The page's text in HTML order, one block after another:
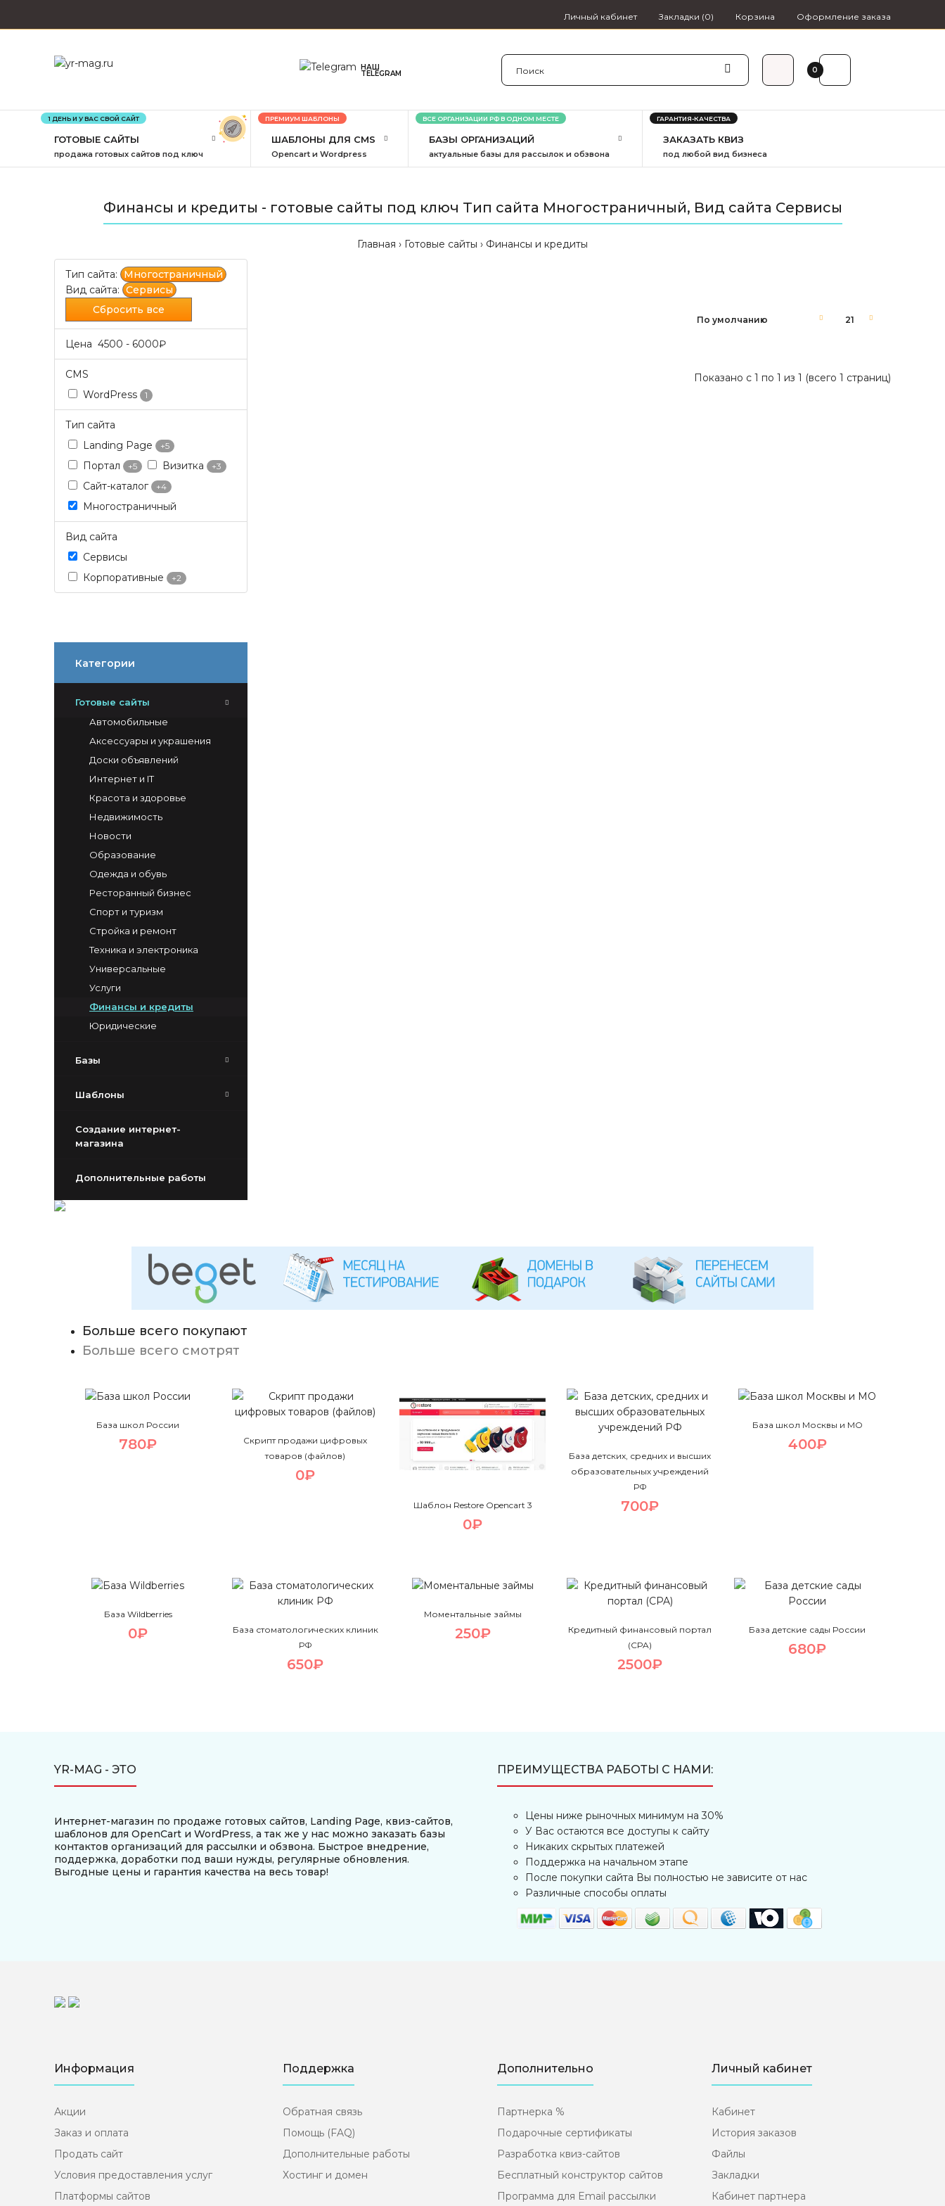
Личный кабинет Закладки (0) Корзина Оформление заказа
НАШ
TELEGRAM 0
ГОТОВЫЕ САЙТЫ
продажа готовых сайтов под ключ
1 ДЕНЬ И У ВАС СВОЙ САЙТ
ШАБЛОНЫ ДЛЯ CMS
Opencart и Wordpress
ПРЕМИУМ ШАБЛОНЫ
БАЗЫ ОРГАНИЗАЦИЙ
актуальные базы для рассылок и обзвона
ВСЕ ОРГАНИЗАЦИИ РФ В ОДНОМ МЕСТЕ
ЗАКАЗАТЬ КВИЗ
под любой вид бизнеса
ГАРАНТИЯ-КАЧЕСТВА
Финансы и кредиты - готовые сайты под ключ Тип сайта Многостраничный, Вид сайта Сервисы
Главная Готовые сайты Финансы и кредиты
Тип сайта:
Многостраничный
Вид сайта: Сервисы
Сбросить все
Цена 4500 - 6000₽
CMS
WordPress
1
Тип сайта
Landing Page
+5
Портал +5 Визитка +3
Сайт-каталог +4
Многостраничный
Вид сайта
Сервисы
Корпоративные
+2
Категории
Готовые сайты
Автомобильные
Аксессуары и украшения
Доски объявлений
Интернет и IT
Красота и здоровье
Недвижимость
Новости
Образование
Одежда и обувь
Ресторанный бизнес
Спорт и туризм
Стройка и ремонт
Техника и электроника
Универсальные
Услуги
Финансы и кредиты
Юридические
Базы
Шаблоны
Создание интернет-
магазина
Дополнительные работы
Показано с 1 по 1 из 1 (всего 1 страниц)
Больше всего покупают
Больше всего смотрят
База школ России
780₽
Скрипт продажи цифровых
товаров (файлов)
0₽
Шаблон Restore Opencart 3
0₽
База детских, средних и высших
образовательных учреждений
РФ
700₽
База школ Москвы и МО
400₽
База Wildberries
0₽
База стоматологических клиник
РФ
650₽
Моментальные займы
250₽
Кредитный финансовый портал
(CPA)
2500₽
База детские сады России
680₽
YR-MAG - ЭТО
Интернет-магазин по продаже готовых сайтов, Landing Page, квиз-сайтов,
шаблонов для OpenCart и WordPress, а так же у нас можно заказать базы
контактов организаций для рассылки и обзвона. Быстрое внедрение,
поддержка, доработки под ваши нужды, регулярные обновления.
Выгодные цены и гарантия качества на весь товар!
ПРЕИМУЩЕСТВА РАБОТЫ С НАМИ:
Цены ниже рыночных минимум на 30%
У Вас остаются все доступы к сайту
Никаких скрытых платежей
Поддержка на начальном этапе
После покупки сайта Вы полностью не зависите от нас
Различные способы оплаты
Информация
Акции
Заказ и оплата
Продать сайт
Условия предоставления услуг
Платформы сайтов
Поддержка
Обратная связь
Помощь (FAQ)
Дополнительные работы
Хостинг и домен
Дополнительно
Партнерка %
Подарочные сертификаты
Разработка квиз-сайтов
Бесплатный конструктор сайтов
Программа для Email рассылки
Личный кабинет
Кабинет
История заказов
Файлы
Закладки
Кабинет партнера